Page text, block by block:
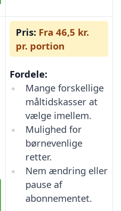
Pris: Fra 46,5 kr.
pr. portion
Fordele:
Mange forskellige
måltidskasser at
vælge imellem.
Mulighed for
børnevenlige
retter.
Nem ændring eller
pause af
abonnementet.